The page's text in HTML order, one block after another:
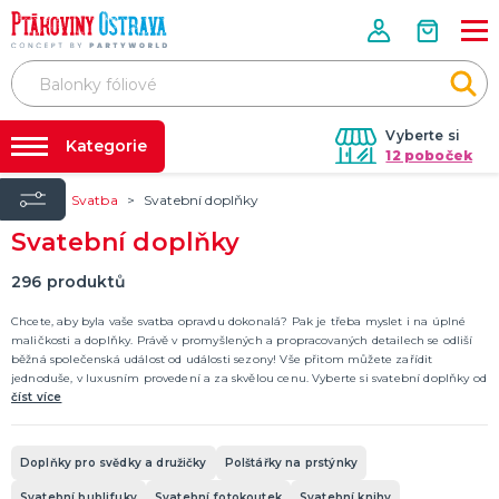
Vyberte si
12 poboček
Půjčovna kostýmů
Párty výzdoba na klíč
Nafukování balónků
Prodejny
Rozvoz
Párty Blog
Kariéra
Kontakt
Kategorie
PÁRTY VÝZDOBA
Tématické párty
Pozvánky
KOSTÝMY, MASKY, DOPLŇKY
Valentýn
Mikuláš, čert a anděl
Vánoce
Čarodějnice
DALŠÍ KATEGORIE
Úvod Svatba Svatební doplňky
Svatební doplňky
296 produktů
Chcete, aby byla vaše svatba opravdu dokonalá? Pak je třeba myslet i na úplné
maličkosti a doplňky. Právě v promyšlených a propracovaných detailech se odliší
běžná společenská událost od události sezony! Vše přitom můžete zařídit
jednoduše, v luxusním provedení a za skvělou cenu. Vyberte si svatební doplňky od
stužek na klopu svatebních hostů, přes drobné dekorace až třeba po praktické
číst více
Doplňky pro svědky a družičky Polštářky na prstýnky